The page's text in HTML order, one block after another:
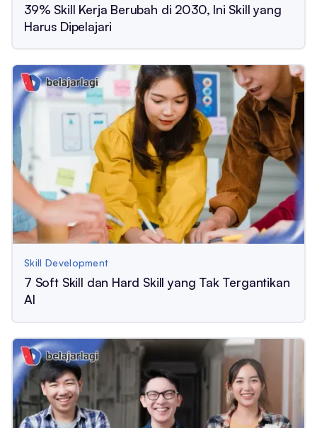
39% Skill Kerja Berubah di 2030, Ini Skill yang
Harus Dipelajari
Skill Development
7 Soft Skill dan Hard Skill yang Tak Tergantikan
AI